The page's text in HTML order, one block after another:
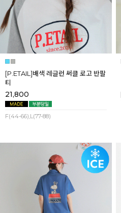
[P.ETAIL]배색 레글런 써클 로고 반팔
티
21,800
F(44-66),L(77-88)